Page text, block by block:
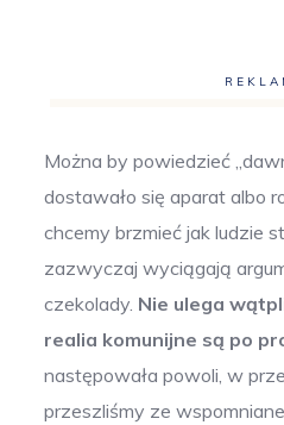
Można by powiedzieć
dostawało się aparat albo
chcemy brzmieć jak ludzie
zazwyczaj wyciągają
czekolady. Nie ulega
realia komunijne są po
następowała powoli, w
przeszliśmy ze